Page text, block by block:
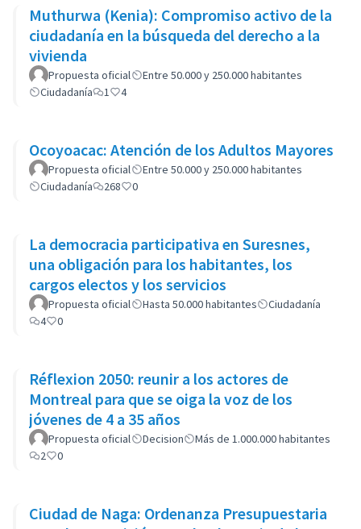
Muthurwa (Kenia): Compromiso activo de la
ciudadanía en la búsqueda del derecho a la
vivienda
Propuesta oficial
Entre 50.000 y 250.000 habitantes
Ciudadanía
1 4
Ocoyoacac: Atención de los Adultos Mayores
Propuesta oficial
Entre 50.000 y 250.000 habitantes
Ciudadanía
268 0
La democracia participativa en Suresnes,
una obligación para los habitantes, los
cargos electos y los servicios
Propuesta oficial Hasta 50.000 habitantes
Ciudadanía
4
0
Réflexion 2050: reunir a los actores de
Montreal para que se oiga la voz de los
jóvenes de 4 a 35 años
Propuesta oficial Decision
Más de 1.000.000 habitantes
2
0
Ciudad de Naga: Ordenanza Presupuestaria